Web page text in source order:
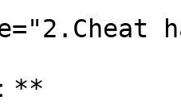
**